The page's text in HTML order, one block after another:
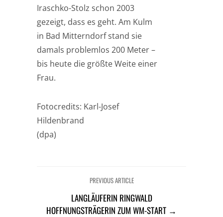
Iraschko-Stolz schon 2003
gezeigt, dass es geht. Am Kulm
in Bad Mitterndorf stand sie
damals problemlos 200 Meter –
bis heute die größte Weite einer
Frau.
Fotocredits: Karl-Josef
Hildenbrand
(dpa)
PREVIOUS ARTICLE
LANGLÄUFERIN RINGWALD
HOFFNUNGSTRÄGERIN ZUM WM-START →